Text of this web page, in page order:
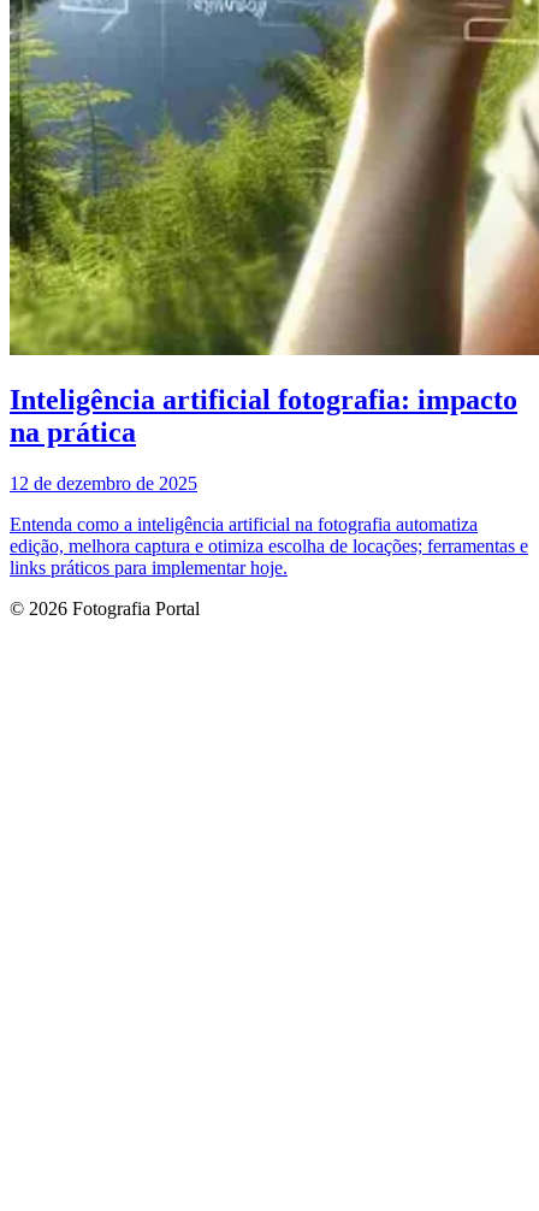
Inteligência artificial fotografia: impacto
na prática
12 de dezembro de 2025
Entenda como a inteligência artificial na fotografia automatiza
edição, melhora captura e otimiza escolha de locações; ferramentas e
links práticos para implementar hoje.
© 2026 Fotografia Portal